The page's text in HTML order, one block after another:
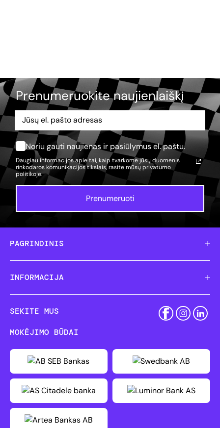
Prenumeruokite naujienlaiškį
Noriu gauti naujienas ir pasiūlymus el. paštu.
Daugiau informacijos apie tai, kaip tvarkome jūsų duomenis
rinkodaros komunikacijos tikslais, rasite mūsų privatumo
politikoje.
Prenumeruoti
PAGRINDINIS
INFORMACIJA
SEKITE MUS
MOKĖJIMO BŪDAI